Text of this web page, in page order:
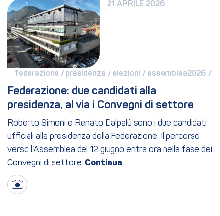
21 APRILE 2026
federazione / presidenza / elezioni /
Federazione: due candidati alla
presidenza, al via i Convegni di settore
Roberto Simoni e Renato Dalpalù sono i due candidati
ufficiali alla presidenza della Federazione. Il percorso
verso l’Assemblea del 12 giugno entra ora nella fase dei
Convegni di settore.